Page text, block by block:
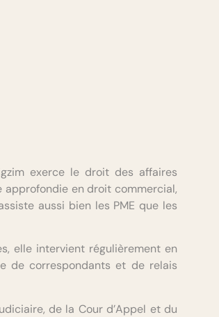
exerce le droit des affaires
approfondie en droit commercial,
aussi bien les PME que les
elle intervient régulièrement en
de correspondants et de relais
de la Cour d’Appel et du